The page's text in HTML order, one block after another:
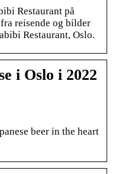
Restaurant på
reisende og bilder
Restaurant, Oslo.
i Oslo i 2022
beer in the heart